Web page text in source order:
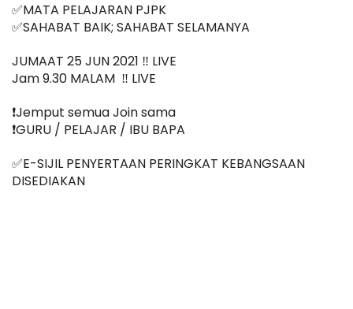
✅MATA PELAJARAN PJPK
✅SAHABAT BAIK; SAHABAT SELAMANYA
JUMAAT 25 JUN 2021 ‼️ LIVE
Jam 9.30 MALAM  ‼️ LIVE
❗️Jemput semua Join sama
❗️GURU / PELAJAR / IBU BAPA
✅E-SIJIL PENYERTAAN PERINGKAT KEBANGSAAN
DISEDIAKAN